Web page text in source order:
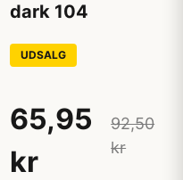
dark 104
UDSALG
65,95
kr
92,50
kr